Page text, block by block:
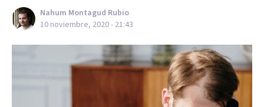
Nahum Montagud Rubio
10 noviembre, 2020 - 21:43